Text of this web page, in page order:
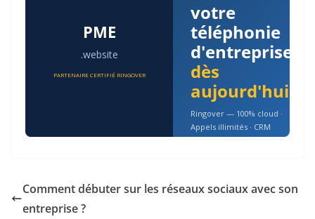
PME
.website
PARTENAIRE CERTIFIÉ RINGOVER
votre
téléphonie
d'entreprise
dès
aujourd'hui
Ringover — 100% cloud ·
Appels illimités · CRM
intégré · IA · RGPD
Comment débuter sur les réseaux sociaux avec son
entreprise ?